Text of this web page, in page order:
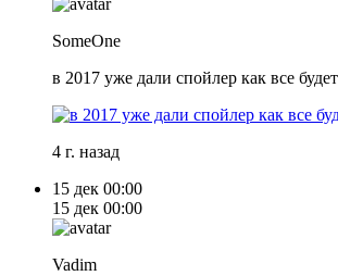
SomeOne
в 2017 уже дали спойлер как все
4 г. назад
15 дек 00:00
15 дек 00:00
Vadim